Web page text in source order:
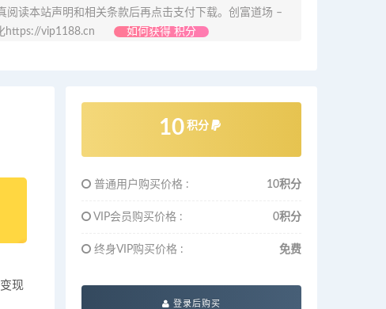
读本站声明和相关条款后再点击支付下载。创富道场 –
https://vip1188.cn
如何获得 积分
现
10 积分
普通用户购买价格 : 10积分
VIP会员购买价格 : 0积分
终身VIP购买价格 : 免费
登录后购买